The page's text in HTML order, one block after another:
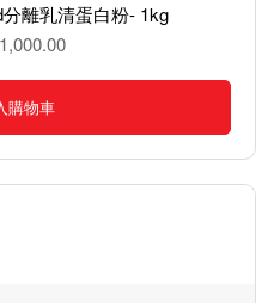
離乳清蛋白粉- 1kg
購物車